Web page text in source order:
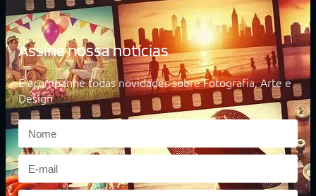
Assine nossa notícias
E acompanhe todas novidades sobre Fotografia, Arte e
Design